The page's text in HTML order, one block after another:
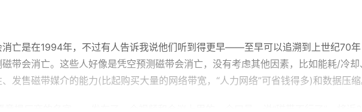
消亡是在1994年，不过有人告诉我说他们听到得更早——至早可以追溯到上世纪70年
带会消亡。这些人好像是凭空预测磁带会消亡，没有考虑其他因素，比如能耗/冷却
发售磁带媒介的能力(比起购买大量的网络带宽，“人力网络”可省钱得多)和数据压缩